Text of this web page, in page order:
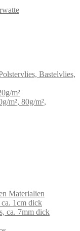
Bastelvlies,
m²
m², 80g/m²,
Materialien
1cm dick
ca. 7mm dick